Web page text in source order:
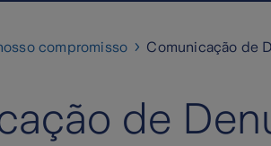
compromisso Comunicação de
de